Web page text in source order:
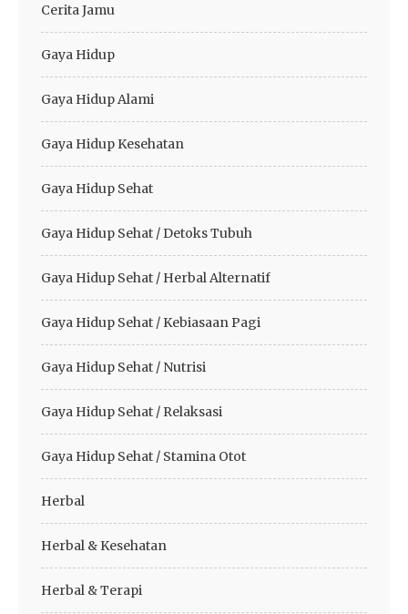
Cerita Jamu
Gaya Hidup
Gaya Hidup Alami
Gaya Hidup Kesehatan
Gaya Hidup Sehat
Gaya Hidup Sehat / Detoks Tubuh
Gaya Hidup Sehat / Herbal Alternatif
Gaya Hidup Sehat / Kebiasaan Pagi
Gaya Hidup Sehat / Nutrisi
Gaya Hidup Sehat / Relaksasi
Gaya Hidup Sehat / Stamina Otot
Herbal
Herbal & Kesehatan
Herbal & Terapi